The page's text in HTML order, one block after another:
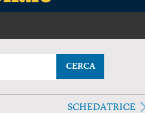
CERCA
SCHEDATRICE